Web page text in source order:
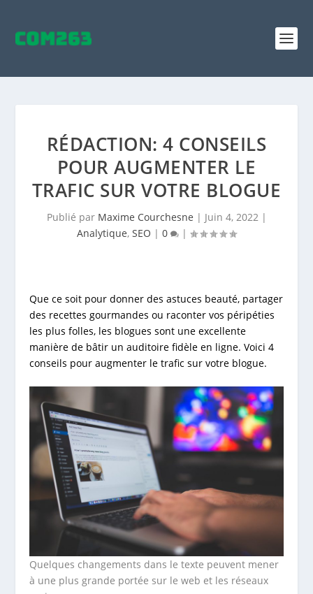
RÉDACTION: 4 CONSEILS
POUR AUGMENTER LE
TRAFIC SUR VOTRE BLOGUE
Publié par Maxime Courchesne | Juin 4, 2022|
Analytique, SEO | 0 |
Que ce soit pour donner des astuces beauté, partager
des recettes gourmandes ou raconter vos péripéties
les plus folles, les blogues sont une excellente
manière de bâtir un auditoire fidèle en ligne. Voici 4
conseils pour augmenter le trafic sur votre blogue.
Quelques changements dans le texte peuvent mener
à une plus grande portée sur le web et les réseaux